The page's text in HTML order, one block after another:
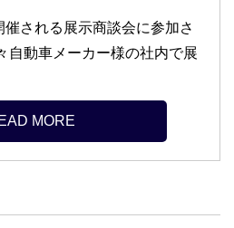
される展示商談会に参加さ
自動車メーカー様の社内で展
MORE